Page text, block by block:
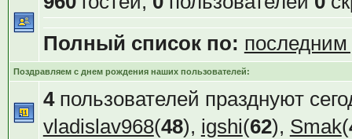
Полный список по:
Поздравляем с днем рождения наших пользователей:
4пользователей празднуют
vladislav968(48), igshi(62), Smak(